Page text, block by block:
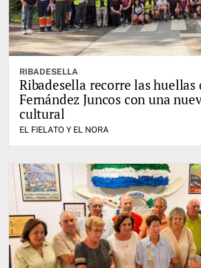
RIBADESELLA
Ribadesella recorre las huellas
Fernández Juncos con una
cultural
EL FIELATO Y EL NORA